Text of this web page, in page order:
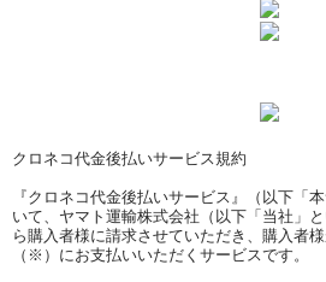
クロネコ代金後払いサービス規約
『クロネコ代金後払いサービス』（以下「
いて、ヤマト運輸株式会社（以下「当社」
ら購入者様に請求させていただき、購入者
（※）にお支払いいただくサービスです。